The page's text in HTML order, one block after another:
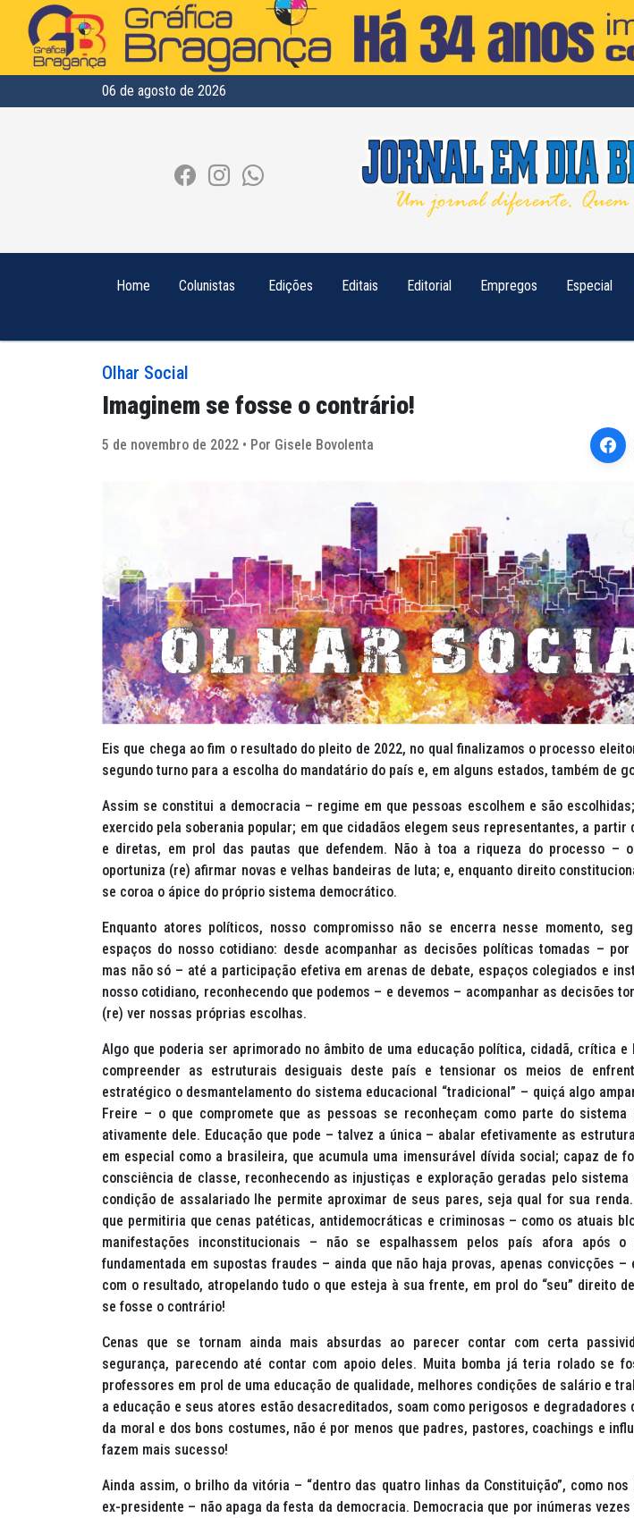
06 de agosto de 2026
Home Colunistas Edições Editais Editorial Empregos Especial
Olhar Social
Imaginem se fosse o contrário!
5 de novembro de 2022 • Por Gisele Bovolenta
Eis que chega ao fim o resultado do pleito de 2022, no qual finalizamos o processo
segundo turno para a escolha do mandatário do país e, em alguns estados, também de
Assim se constitui a democracia – regime em que pessoas escolhem e são
exercido pela soberania popular; em que cidadãos elegem seus representantes, a partir
e diretas, em prol das pautas que defendem. Não à toa a riqueza do processo –
oportuniza (re) afirmar novas e velhas bandeiras de luta; e, enquanto direito
se coroa o ápice do próprio sistema democrático.
Enquanto atores políticos, nosso compromisso não se encerra nesse momento,
espaços do nosso cotidiano: desde acompanhar as decisões políticas tomadas –
mas não só – até a participação efetiva em arenas de debate, espaços colegiados e
nosso cotidiano, reconhecendo que podemos – e devemos – acompanhar as decisões
(re) ver nossas próprias escolhas.
Algo que poderia ser aprimorado no âmbito de uma educação política, cidadã, crítica e
compreender as estruturais desiguais deste país e tensionar os meios de
estratégico o desmantelamento do sistema educacional “tradicional” – quiçá algo
Freire – o que compromete que as pessoas se reconheçam como parte do
ativamente dele. Educação que pode – talvez a única – abalar efetivamente as
em especial como a brasileira, que acumula uma imensurável dívida social; capaz de
consciência de classe, reconhecendo as injustiças e exploração geradas pelo
condição de assalariado lhe permite aproximar de seus pares, seja qual for sua
que permitiria que cenas patéticas, antidemocráticas e criminosas – como os atuais
manifestações inconstitucionais – não se espalhassem pelos país afora após o
fundamentada em supostas fraudes – ainda que não haja provas, apenas convicções –
com o resultado, atropelando tudo o que esteja à sua frente, em prol do “seu” direito
se fosse o contrário!
Cenas que se tornam ainda mais absurdas ao parecer contar com certa
segurança, parecendo até contar com apoio deles. Muita bomba já teria rolado se
professores em prol de uma educação de qualidade, melhores condições de salário e
a educação e seus atores estão desacreditados, soam como perigosos e
da moral e dos bons costumes, não é por menos que padres, pastores, coachings e
fazem mais sucesso!
Ainda assim, o brilho da vitória – “dentro das quatro linhas da Constituição”, como
ex-presidente – não apaga da festa da democracia. Democracia que por inúmeras